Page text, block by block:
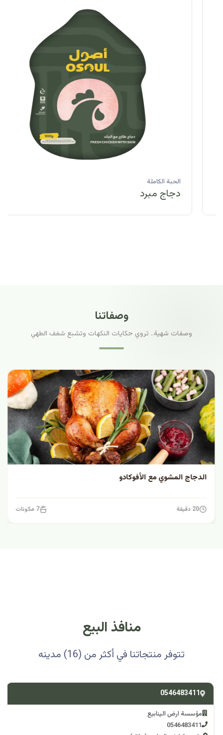
الحبة الكاملة
دجاج مبرد
وصفاتنا
وصفات شهية.. تروي حكايات النكهات وتشبع شغف الطهي
الدجاج المشوي مع الأفوكادو
20 دقيقة 7 مكونات
منافذ البيع
تتوفر منتجاتنا في أكثر من (16) مدينه
0546483411
مؤسسة ارض الينابيع
0546483411